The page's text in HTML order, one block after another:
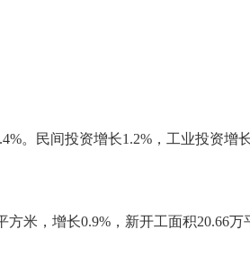
。民间投资增长1.2%，工业投资增
米，增长0.9%，新开工面积20.66万